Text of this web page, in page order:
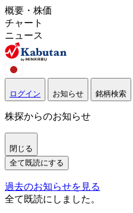
概要・株価
チャート
ニュース
ログイン お知らせ 銘柄検索
株探からのお知らせ
閉じる
全て既読にする
過去のお知らせを見る
全て既読にしました。